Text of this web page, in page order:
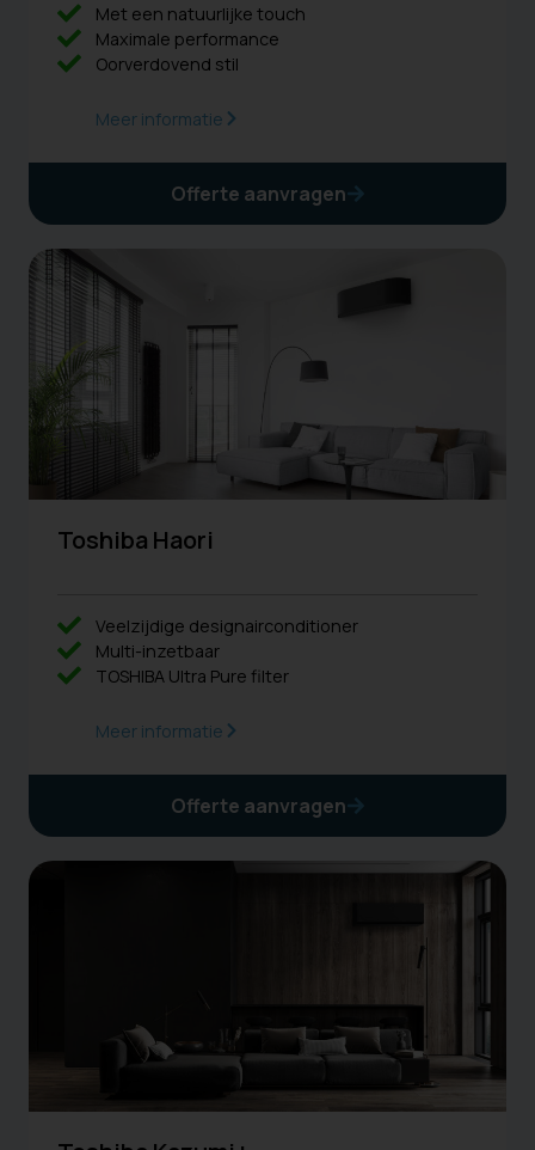
Met een natuurlijke touch
Maximale performance
Oorverdovend stil
Meer informatie
Offerte aanvragen
Toshiba Haori
Veelzijdige designairconditioner
Multi-inzetbaar
TOSHIBA Ultra Pure filter
Meer informatie
Offerte aanvragen